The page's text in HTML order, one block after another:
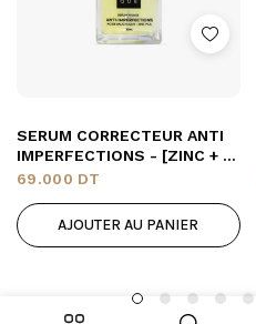
SERUM CORRECTEUR ANTI
IMPERFECTIONS - [ZINC + A.
SALYCILIQUE]
69.000 DT
AJOUTER AU PANIER